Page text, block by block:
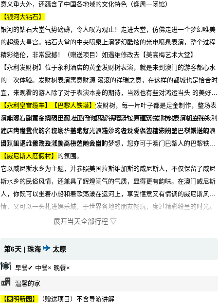
意义重大外，还蕴含了中国各地域的文化特色（逢周一闭馆）
【银河大钻石】
银河的钻石大堂气势磅礴，令人叹为观止！走进大堂，仿佛走进一个梦幻唯美
的超级大皇宫。钻石大堂的中央喷泉上演梦幻酷炫的光电喷泉表演，整个过程
精彩绝伦，非常震撼！（赠送项目）如遇维修改去【美高梅艺术大堂】
【永利发财树】位于永利酒店的黄金发财树表演，就是来到澳门的游客都心水
的一次体验。发财树表演寓意财源 滚滚的祥瑞之意，在这样的都城也是恰合时
宜，来观看的游人除了对于表演本身的期待，当然也有些对鸿运当头 的美好憧
憬。一棵耗费 2 亿价值打造的黄金发财树，每一片叶子都是足金制作，整场表
演能够看到黄金树破土而 出的全过程。每逢半点和正点发财树表演都会在永利
酒店内隆重上演，现场华美的灯光，巧妙的设计令表演精彩纷呈。（赠送项
目）如遇维修改去【美高梅艺术大堂】
【永利皇宫缆车】【巴黎人铁塔】
（车观）座落在澳门巴黎人正门的巴黎铁塔是按原建筑物二分之一的比例兴
建，世世代代的名作家、艺术家、浪漫主义者及爱侣皆在法国的巴黎铁塔的浪
漫氛围下，薰陶及激励勇于追随各自的梦想，您亦可于澳门巴黎人的巴黎铁塔
下感受这番与众不同的氛围。
【威尼斯人度假村】
它以威尼斯水乡为主题，并参照美国拉斯维加斯的威尼斯人，不仅保留了威尼
斯水乡的民俗风情，还兼具了辉煌阔气的气质，显得更有韵味。在澳门威尼斯
人，你既可以坐着小船和着歌荡漾在运河上，享受惬意又有情调的威尼斯风
情，又可以一头扎进娱乐城，于世界各地的朋友畅玩，度过精彩纷呈的时光。
（赠送自费项目，因维修、拥挤等特殊情况有可能选择性参观）。
展开当天全部行程 ▽
第6天 | 珠海 太原
早餐✔ 中餐× 晚餐×
温馨的家
【圆明新园】
（赠送项目）不含导游讲解